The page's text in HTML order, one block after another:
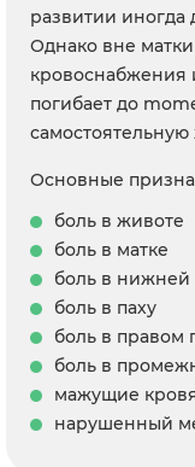
развитии иногда
Однако вне
кровоснабжения
погибает до
Основные
боль в животе
боль в матке
боль в нижней
боль в паху
боль в правом
боль в
мажущие
нарушенный